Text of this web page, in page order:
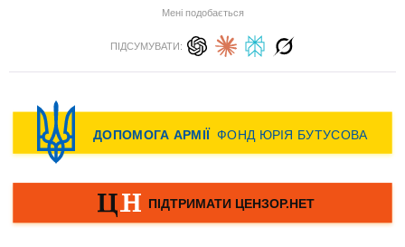
Мені подобається
ПІДСУМУВАТИ: